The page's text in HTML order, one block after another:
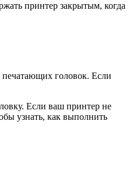
принтер закрытым, когда
печатающих головок. Если
Если ваш принтер не
узнать, как выполнить